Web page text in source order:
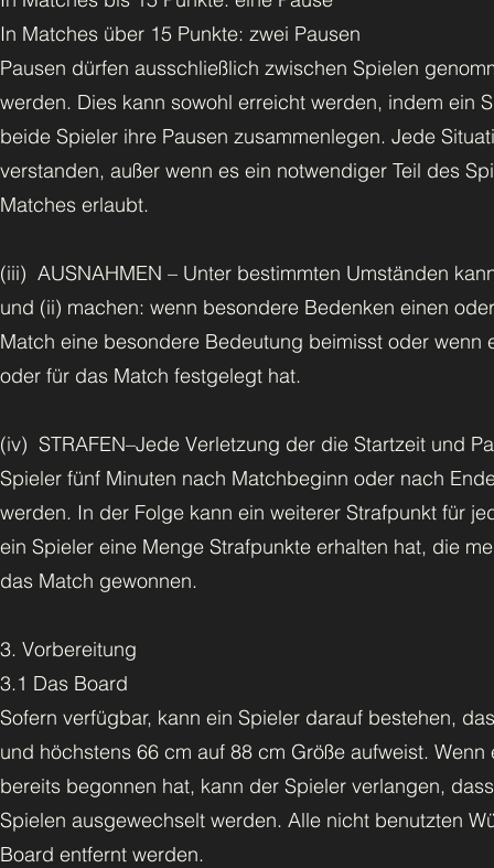
In Matches über 15 Punkte: zwei Pausen
Pausen dürfen ausschließlich zwischen Spielen
werden. Dies kann sowohl erreicht werden, indem ein
beide Spieler ihre Pausen zusammenlegen. Jede
verstanden, außer wenn es ein notwendiger Teil des
Matches erlaubt.
(iii) AUSNAHMEN – Unter bestimmten Umständen
und (ii) machen: wenn besondere Bedenken einen
Match eine besondere Bedeutung beimisst oder
oder für das Match festgelegt hat.
(iv) STRAFEN–Jede Verletzung der die Startzeit und
Spieler fünf Minuten nach Matchbeginn oder nach
werden. In der Folge kann ein weiterer Strafpunkt für
ein Spieler eine Menge Strafpunkte erhalten hat, die
das Match gewonnen.
3. Vorbereitung
3.1 Das Board
Sofern verfügbar, kann ein Spieler darauf bestehen,
und höchstens 66 cm auf 88 cm Größe aufweist.
bereits begonnen hat, kann der Spieler verlangen,
Spielen ausgewechselt werden. Alle nicht benutzten
Board entfernt werden.